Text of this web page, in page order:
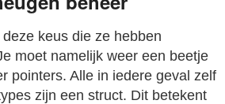
keus die ze hebben
moet namelijk weer een beetje
pointers. Alle in iedere geval zelf
zijn een struct. Dit betekent